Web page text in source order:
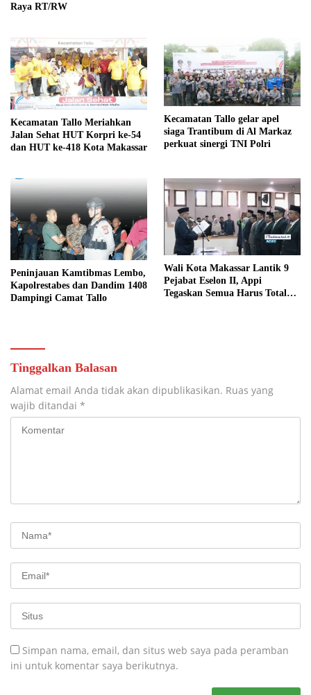
Raya RT/RW
Kecamatan Tallo Meriahkan
Jalan Sehat HUT Korpri ke-54
dan HUT ke-418 Kota Makassar
Kecamatan Tallo gelar apel
siaga Trantibum di Al Markaz
perkuat sinergi TNI Polri
Peninjauan Kamtibmas Lembo,
Kapolrestabes dan Dandim 1408
Dampingi Camat Tallo
Wali Kota Makassar Lantik 9
Pejabat Eselon II, Appi
Tegaskan Semua Harus Total
Tinggalkan Balasan
Alamat email Anda tidak akan dipublikasikan. Ruas yang
wajib ditandai *
Simpan nama, email, dan situs web saya pada peramban
ini untuk komentar saya berikutnya.